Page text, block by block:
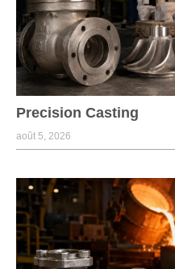
Precision Casting
août 5, 2026